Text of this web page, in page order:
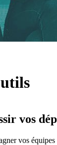
vos
vos